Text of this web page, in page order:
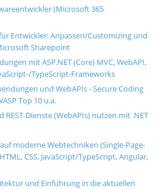
(Microsoft 365
Entwickler: Anpassen/Customizing und
Sharepoint
mit ASP.NET (Core) MVC, WebAPI,
TypeScript-Frameworks
und WebAPIs - Secure Coding
Top 10 u.a.
REST-Dienste (WebAPIs) nutzen mit .NET
moderne Webtechniken (Single-Page-
CSS, JavaScript/TypeScript, Angular,
und Einführung in die aktuellen